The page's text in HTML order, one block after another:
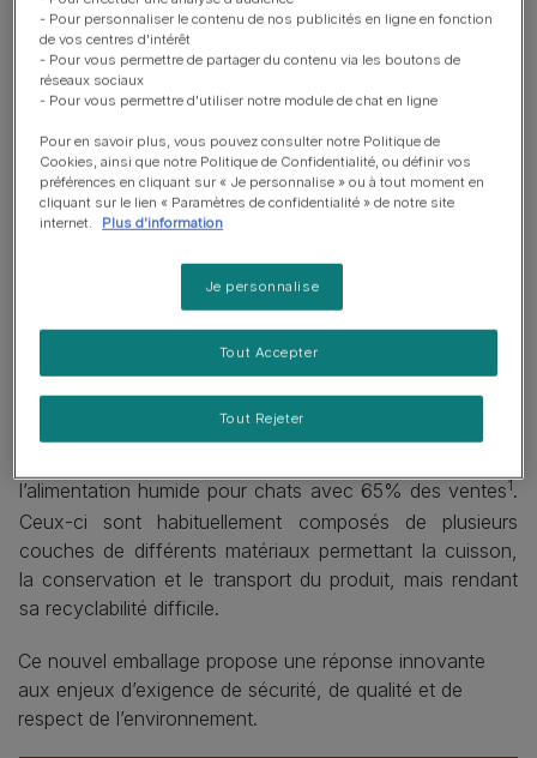
respect des propriétés organoleptiques du produit.
D’apparence anodine, il s’agit d’un véritable challenge
technologique. Il faut savoir que les sachets fraîcheur
l’alimentation humide pour chats avec 65% des ventes1.
Ceux-ci sont habituellement composés de plusieurs
couches de différents matériaux permettant la cuisson,
la conservation et le transport du produit, mais rendant
sa recyclabilité difficile.
Ce nouvel emballage propose une réponse innovante
aux enjeux d’exigence de sécurité, de qualité et de
respect de l’environnement.
- Pour personnaliser le contenu de nos publicités en ligne en fonction
de vos centres d'intérêt
- Pour vous permettre de partager du contenu via les boutons de
réseaux sociaux
- Pour vous permettre d'utiliser notre module de chat en ligne
Pour en savoir plus, vous pouvez consulter notre Politique de
Cookies, ainsi que notre Politique de Confidentialité, ou définir vos
préférences en cliquant sur « Je personnalise » ou à tout moment en
cliquant sur le lien « Paramètres de confidentialité » de notre site
internet.
Plus d'information
Je personnalise
Tout Rejeter
Tout Accepter